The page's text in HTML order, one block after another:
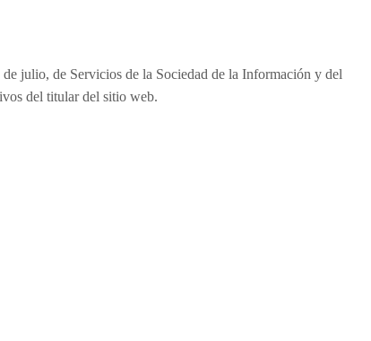
julio, de Servicios de la Sociedad de la Información y del
del titular del sitio web.